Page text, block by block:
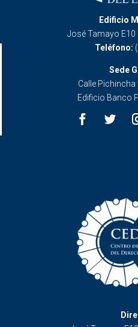
Edificio
José Tamayo E10
Teléfono:
Sede
Calle Pichincha
Edificio Banco